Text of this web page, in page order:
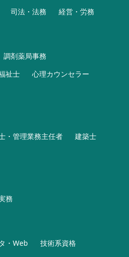
司法・法務 経営・労務
調剤薬局事務
祉士
心理カウンセラー
・管理業務主任者
建築士
務
・Web
技術系資格